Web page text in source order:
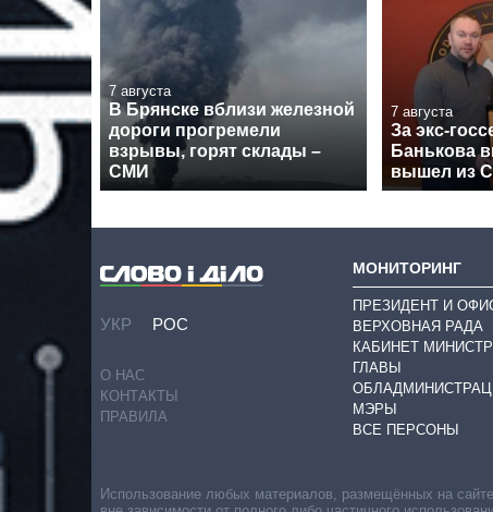
7 августа
В Брянске вблизи железной
дороги прогремели
взрывы, горят склады –
СМИ
7 августа
За экс-
Банькова
вышел из
УКР РОС
О НАС
КОНТАКТЫ
ПРАВИЛА
МОНИТОРИНГ
ПРЕЗИДЕНТ И
ВЕРХОВНАЯ РАДА
КАБИНЕТ
ГЛАВЫ
МЭРЫ
ВСЕ ПЕРСОНЫ
Использование любых материалов, размещённых на